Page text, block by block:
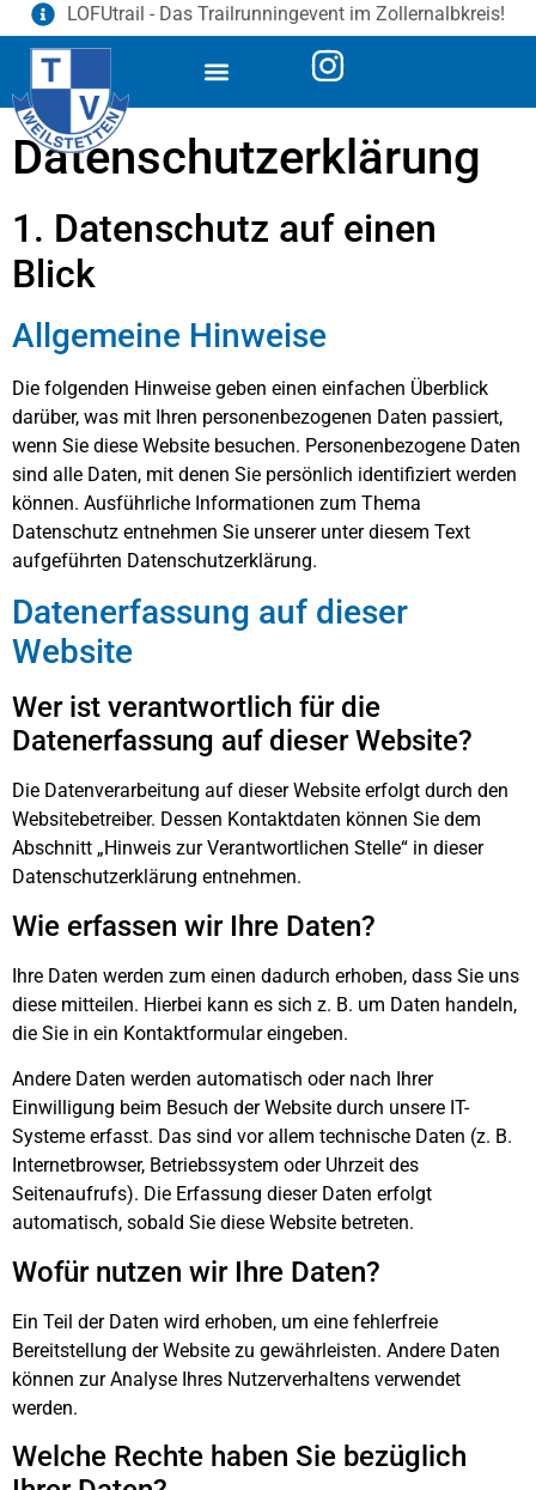
LOFUtrail - Das Trailrunningevent im Zollernalbkreis!
Datenschutz­erklärung
1. Datenschutz auf einen
Blick
Allgemeine Hinweise
Die folgenden Hinweise geben einen einfachen Überblick
darüber, was mit Ihren personenbezogenen Daten passiert,
wenn Sie diese Website besuchen. Personenbezogene Daten
sind alle Daten, mit denen Sie persönlich identifiziert werden
können. Ausführliche Informationen zum Thema
Datenschutz entnehmen Sie unserer unter diesem Text
aufgeführten Datenschutzerklärung.
Datenerfassung auf dieser
Website
Wer ist verantwortlich für die
Datenerfassung auf dieser Website?
Die Datenverarbeitung auf dieser Website erfolgt durch den
Websitebetreiber. Dessen Kontaktdaten können Sie dem
Abschnitt „Hinweis zur Verantwortlichen Stelle“ in dieser
Datenschutzerklärung entnehmen.
Wie erfassen wir Ihre Daten?
Ihre Daten werden zum einen dadurch erhoben, dass Sie uns
diese mitteilen. Hierbei kann es sich z. B. um Daten handeln,
die Sie in ein Kontaktformular eingeben.
Andere Daten werden automatisch oder nach Ihrer
Einwilligung beim Besuch der Website durch unsere IT-
Systeme erfasst. Das sind vor allem technische Daten (z. B.
Internetbrowser, Betriebssystem oder Uhrzeit des
Seitenaufrufs). Die Erfassung dieser Daten erfolgt
automatisch, sobald Sie diese Website betreten.
Wofür nutzen wir Ihre Daten?
Ein Teil der Daten wird erhoben, um eine fehlerfreie
Bereitstellung der Website zu gewährleisten. Andere Daten
können zur Analyse Ihres Nutzerverhaltens verwendet
werden.
Welche Rechte haben Sie bezüglich